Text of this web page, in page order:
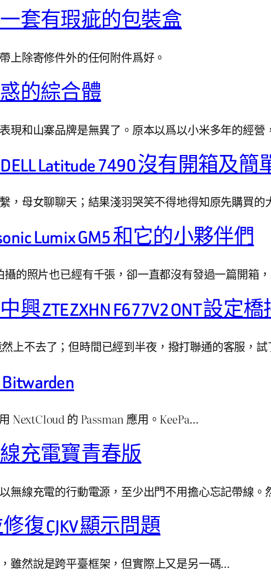
套有瑕疵的包裝盒
上除寄修件外的任何附件爲好。
的綜合體
現和山寨品牌是無異了。原本以爲以小米多年的經
Latitude 7490 沒有開箱及簡
，母女聊聊天；結果淺羽哭笑不得地得知原先購買
Lumix GM5 和它的小夥伴們
的照片也已經有千張，卻一直都沒有發過一篇開箱
ZTE ZXHN F677V2 ONT 設定橋
上不去了；但時間已經到半夜，撥打聯通的客服，
NextCloud 的 Passman 應用。KeePa…
充電寶青春版
無線充電的行動電源，至少出門不用擔心忘記帶線
復 CJKV 顯示問題
雖然說是跨平臺框架，但實際上又是另一碼…